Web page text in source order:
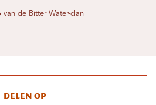
de Bitter Water-clan
Delen op